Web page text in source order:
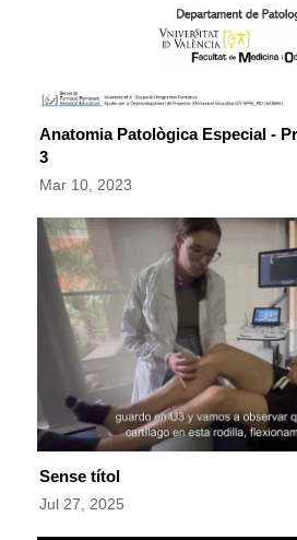
Anatomia Patològica Especial -
3
Mar 10, 2023
Sense títol
Jul 27, 2025